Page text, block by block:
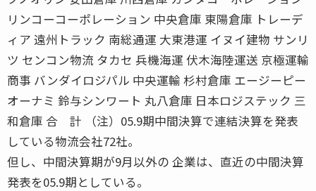
リンコーコーポレーション 中央倉庫 東陽倉庫 トレーデ
ィア 遠州トラック 南総通運 大東港運 イヌイ建物 サンリ
ツ センコン物流 タカセ 兵機海運 伏木海陸運送 京極運輸
商事 バンダイロジパル 中央運輸 杉村倉庫 エージーピー
オーナミ 鈴与シンワート 丸八倉庫 日本ロジステック 三
和倉庫 合 計 （注）05.9期中間決算で連結決算を発表
している物流会社72社。
但し、中間決算期が9月以外の 企業は、直近の中間決算
発表を05.9期としている。